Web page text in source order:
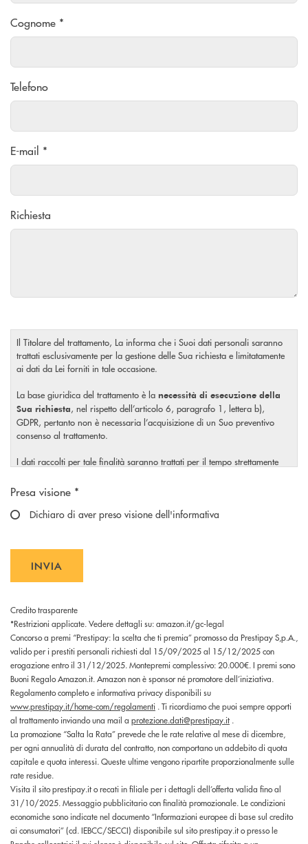
Cognome *
Telefono
E-mail *
Richiesta
Il Titolare del trattamento, La informa che i Suoi dati personali saranno
trattati esclusivamente per la gestione delle Sua richiesta e limitatamente
ai dati da Lei forniti in tale occasione.
La base giuridica del trattamento è la necessità di esecuzione della
Sua richiesta, nel rispetto dell’articolo 6, paragrafo 1, lettera b),
GDPR, pertanto non è necessaria l’acquisizione di un Suo preventivo
consenso al trattamento.
I dati raccolti per tale finalità saranno trattati per il tempo strettamente
Il Titolare La invita, inoltre, prima di conferire i Suoi dati personali, a
visionare l’informativa completa sul trattamento dei Suoi dati
Scegliere un'opzione
Presa visione *
Dichiaro di aver preso visione dell'informativa
INVIA
Credito trasparente
*Restrizioni applicate. Vedere dettagli su: amazon.it/gc-legal
Concorso a premi “Prestipay: la scelta che ti premia” promosso da Prestipay S,p.A.,
valido per i prestiti personali richiesti dal 15/09/2025 al 15/12/2025 con
erogazione entro il 31/12/2025. Montepremi complessivo: 20.000€. I premi sono
Buoni Regalo Amazon.it. Amazon non è sponsor né promotore dell’iniziativa.
Regolamento completo e informativa privacy disponibili su
www.prestipay.it/home-com/regolamenti . Ti ricordiamo che puoi sempre opporti
al trattamento inviando una mail a protezione.dati@prestipay.it .
La promozione “Salta la Rata” prevede che le rate relative al mese di dicembre,
per ogni annualità di durata del contratto, non comportano un addebito di quota
capitale e quota interessi. Queste ultime vengono ripartite proporzionalmente sulle
rate residue.
Visita il sito prestipay.it o recati in filiale per i dettagli dell’offerta valida fino al
31/10/2025. Messaggio pubblicitario con finalità promozionale. Le condizioni
economiche sono indicate nel documento “Informazioni europee di base sul credito
ai consumatori” (cd. IEBCC/SECCI) disponibile sul sito prestipay.it o presso le